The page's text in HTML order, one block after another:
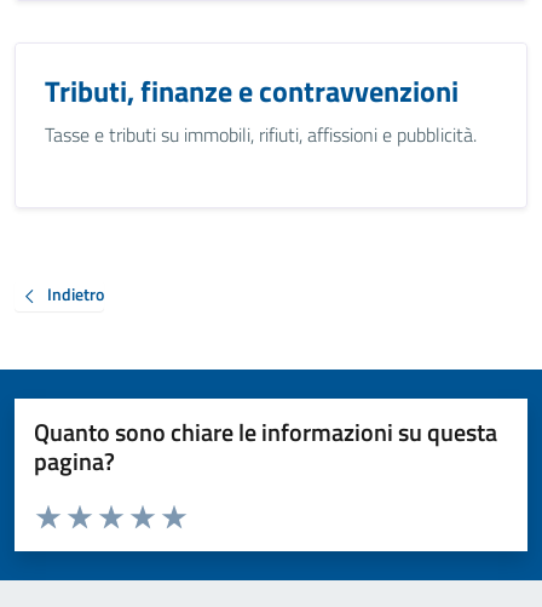
Tributi, finanze e contravvenzioni
Tasse e tributi su immobili, rifiuti, affissioni e pubblicità.
Indietro
Quanto sono chiare le informazioni su questa
pagina?
Valuta da 1 a 5 stelle la pagina
Valuta 5 stelle su 5
Valuta 4 stelle su 5
Valuta 3 stelle su 5
Valuta 2 stelle su 5
Valuta 1 stelle su 5